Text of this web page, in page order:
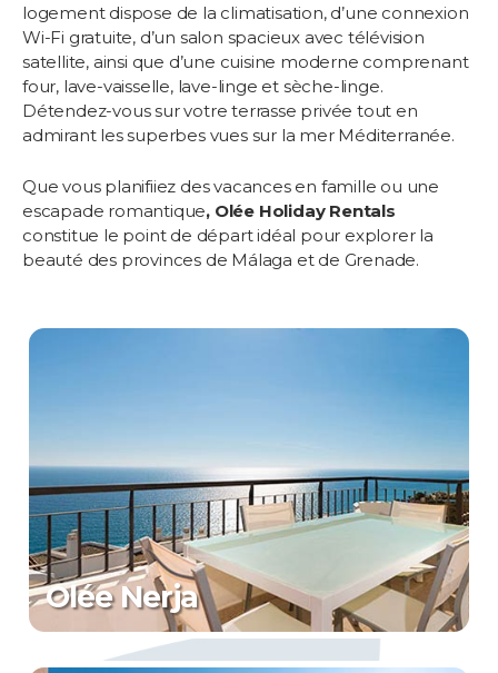
logement dispose de la climatisation, d’une connexion
Wi-Fi gratuite, d’un salon spacieux avec télévision
satellite, ainsi que d’une cuisine moderne comprenant
four, lave-vaisselle, lave-linge et sèche-linge.
Détendez-vous sur votre terrasse privée tout en
admirant les superbes vues sur la mer Méditerranée.
Que vous planifiiez des vacances en famille ou une
escapade romantique, Olée Holiday Rentals
constitue le point de départ idéal pour explorer la
beauté des provinces de Málaga et de Grenade.
Olée Nerja